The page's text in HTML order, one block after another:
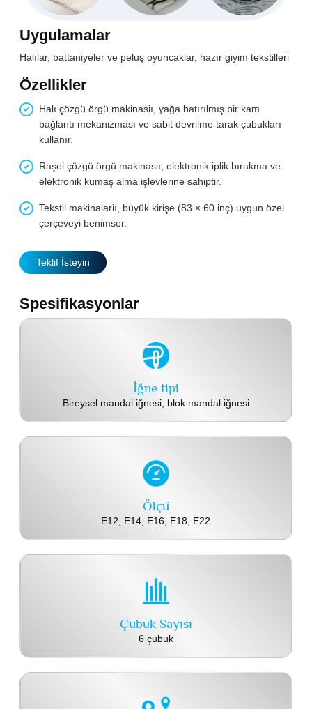
Uygulamalar
Halılar, battaniyeler ve peluş oyuncaklar, hazır giyim tekstilleri
Özellikler
Halı çözgü örgü makinasiı, yağa batırılmış bir kam
bağlantı mekanizması ve sabit devrilme tarak çubukları
kullanır.
Raşel çözgü örgü makinasiı, elektronik iplik bırakma ve
elektronik kumaş alma işlevlerine sahiptir.
Tekstil makinalariı, büyük kirişe (83 × 60 inç) uygun özel
çerçeveyi benimser.
Teklif İsteyin
Spesifikasyonlar
İğne tipi
Bireysel mandal iğnesi, blok mandal iğnesi
Ölçü
E12, E14, E16, E18, E22
Çubuk Sayısı
6 çubuk